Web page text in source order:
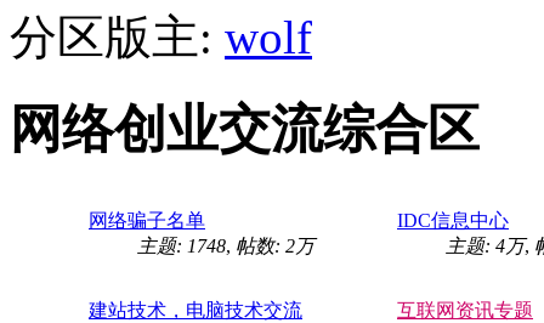
分区版主: wolf
网络创业交流综合区
网络骗子名单
主题: 1748, 帖数: 2万
IDC信息中心
主题: 4万,
建站技术，电脑技术交流
互联网资讯专题